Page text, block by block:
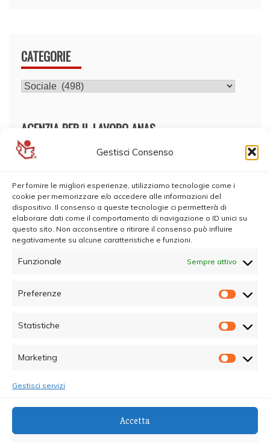
Gestisci Consenso
Per fornire le migliori esperienze, utilizziamo tecnologie come i
cookie per memorizzare e/o accedere alle informazioni del
dispositivo. Il consenso a queste tecnologie ci permetterà di
elaborare dati come il comportamento di navigazione o ID unici su
questo sito. Non acconsentire o ritirare il consenso può influire
negativamente su alcune caratteristiche e funzioni.
Funzionale Sempre attivo
Preferenze
Statistiche
Marketing
Gestisci servizi
Accetta
CATEGORIE
CATEGORIE
AGENZIA PER IL LAVORO ANAS
96015470825 - Testata Giornalistica online Registrata